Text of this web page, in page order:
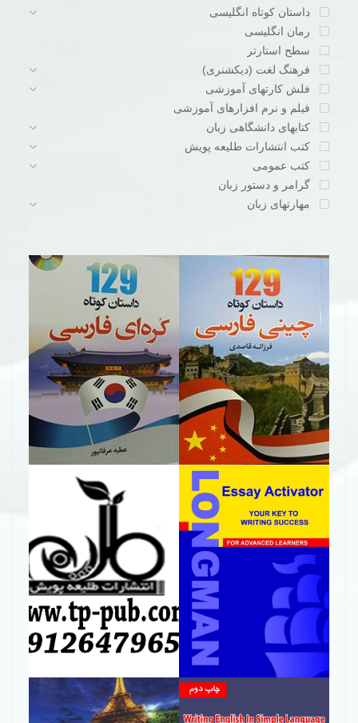
داستان کوتاه انگلیسی
رمان انگلیسی
سطح استارتر
فرهنگ لغت (دیکشنری)
فلش کارتهای آموزشی
فیلم و نرم افزارهای آموزشی
کتابهای دانشگاهی زبان
کتب انتشارات طلیعه پویش
کتب عمومی
گرامر و دستور زبان
مهارتهای زبان